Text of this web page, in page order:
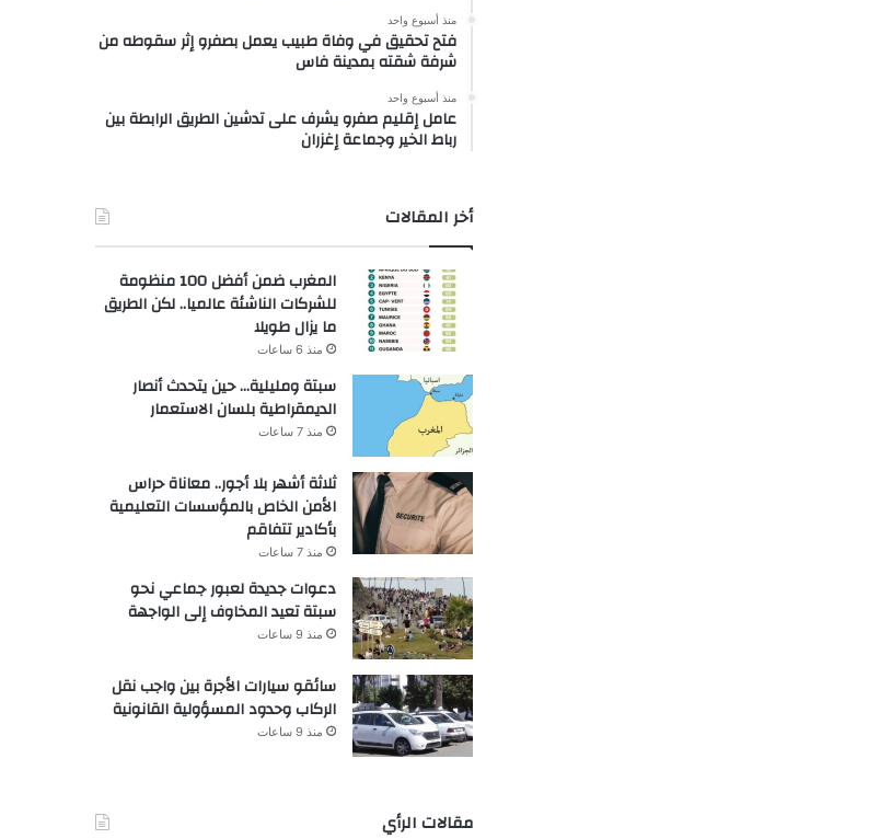
منذ أسبوع واحد
فتح تحقيق في وفاة طبيب يعمل بصفرو إثر سقوطه من
شرفة شقته بمدينة فاس
منذ أسبوع واحد
عامل إقليم صفرو يشرف على تدشين الطريق الرابطة بين
رباط الخير وجماعة إغزران
أخر المقالات
المغرب ضمن أفضل 100 منظومة
للشركات الناشئة عالميا.. لكن الطريق
ما يزال طويلا
منذ 6 ساعات
سبتة ومليلية… حين يتحدث أنصار
الديمقراطية بلسان الاستعمار
منذ 7 ساعات
ثلاثة أشهر بلا أجور.. معاناة حراس
الأمن الخاص بالمؤسسات التعليمية
بأكادير تتفاقم
منذ 7 ساعات
دعوات جديدة لعبور جماعي نحو
سبتة تعيد المخاوف إلى الواجهة
منذ 9 ساعات
سائقو سيارات الأجرة بين واجب نقل
الركاب وحدود المسؤولية القانونية
منذ 9 ساعات
مقالات الرأي